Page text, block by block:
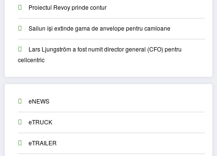
Proiectul Revoy prinde contur
Sailun își extinde gama de anvelope pentru camioane
Lars Ljungström a fost numit director general (CFO) pentru
cellcentric
eNEWS
eTRUCK
eTRAILER